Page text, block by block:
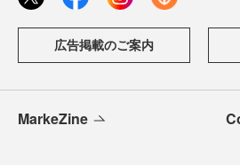
広告掲載のご案内
MarkeZine